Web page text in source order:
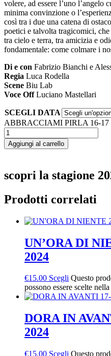
volere, ad essere l’uno l’angelo
minima convinzione o
così tra i due una catena di
poetici e talvolta tragicomici,
tra cielo e terra, tra amicizia e
fondamentale: come colmare i
Di e con Fabrizio Bianchi e
Regia Luca Rodella
Scene Biu Lab
Voce OffLuciano Mastellari
SCEGLI DATA
ABBRACCIAMI PIRLA 16-17
Aggiungi al carrello
scopri la stagione
Prodotti correlati
UN’ORA DI
2024
€15.00 Scegli Questo
possono essere scelte
DORA IN
2024
€15.00 Scegli Questo